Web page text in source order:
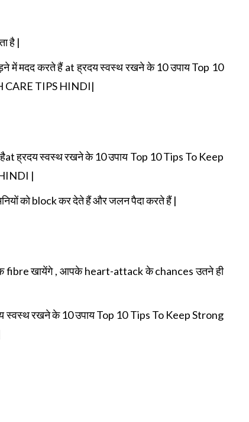
है |
में मदद करते हैं at ह्रदय स्वस्थ रखने के 10 उपाय Top 10
CARE TIPS HINDI|
ह्रदय स्वस्थ रखने के 10 उपाय Top 10 Tips To Keep
|
को block कर देते हैं और जलन पैदा करते हैं |
fibre खायेंगे , आपके heart-attack के chances उतने ही
स्वस्थ रखने के 10 उपाय Top 10 Tips To Keep Strong